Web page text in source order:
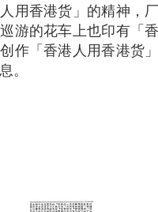
用香港货」的精神，
游的花车上也印有「
作「香港人用香港货
。